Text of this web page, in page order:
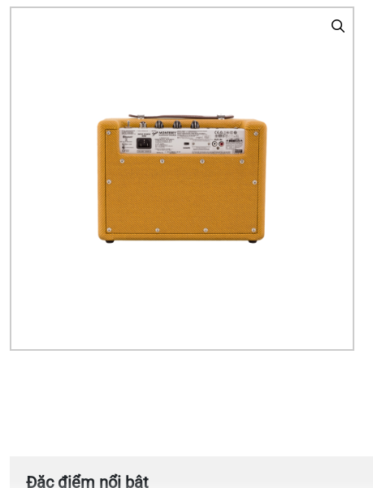
Đặc điểm nổi bật